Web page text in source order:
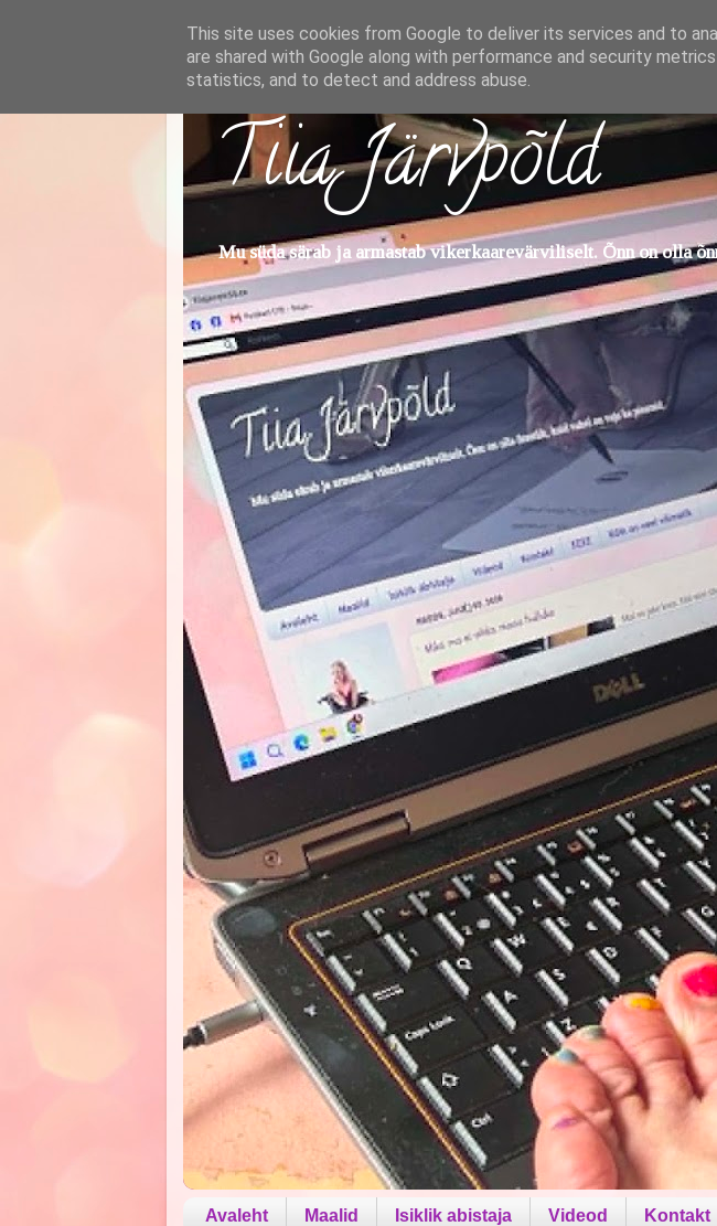
Tiia Järvpõld
Mu süda särab ja armastab vikerkaarevärviliselt. Õnn on olla
Avaleht Maalid Isiklik abistaja Videod Kontakt
This site uses cookies from Google to deliver its services and to
are shared with Google along with performance and security
statistics, and to detect and address abuse.